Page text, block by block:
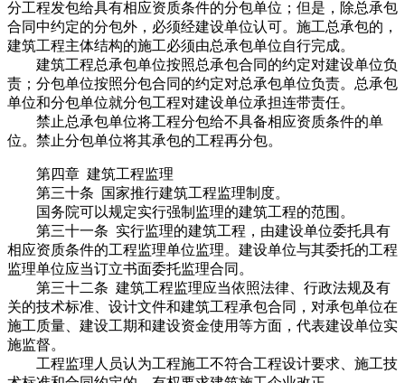
分工程发包给具有相应资质条件的分包单位；但是，除总承包
合同中约定的分包外，必须经建设单位认可。施工总承包的，
建筑工程主体结构的施工必须由总承包单位自行完成。
建筑工程总承包单位按照总承包合同的约定对建设单位负
责；分包单位按照分包合同的约定对总承包单位负责。总承包
单位和分包单位就分包工程对建设单位承担连带责任。
禁止总承包单位将工程分包给不具备相应资质条件的单
位。禁止分包单位将其承包的工程再分包。
第四章 建筑工程监理
第三十条 国家推行建筑工程监理制度。
国务院可以规定实行强制监理的建筑工程的范围。
第三十一条 实行监理的建筑工程，由建设单位委托具有
相应资质条件的工程监理单位监理。建设单位与其委托的工程
监理单位应当订立书面委托监理合同。
第三十二条 建筑工程监理应当依照法律、行政法规及有
关的技术标准、设计文件和建筑工程承包合同，对承包单位在
施工质量、建设工期和建设资金使用等方面，代表建设单位实
施监督。
工程监理人员认为工程施工不符合工程设计要求、施工技